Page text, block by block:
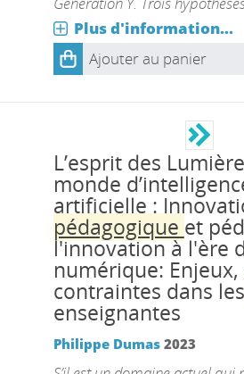
Plus d'information...
Ajouter au panier
L’esprit des
monde
artificielle :
pédagogique et
l'innovation à l'ère
numérique:
contraintes dans les
enseignantes
Philippe Dumas 2023